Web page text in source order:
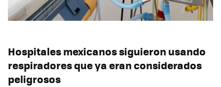
Hospitales mexicanos siguieron usando
respiradores que ya eran considerados
peligrosos